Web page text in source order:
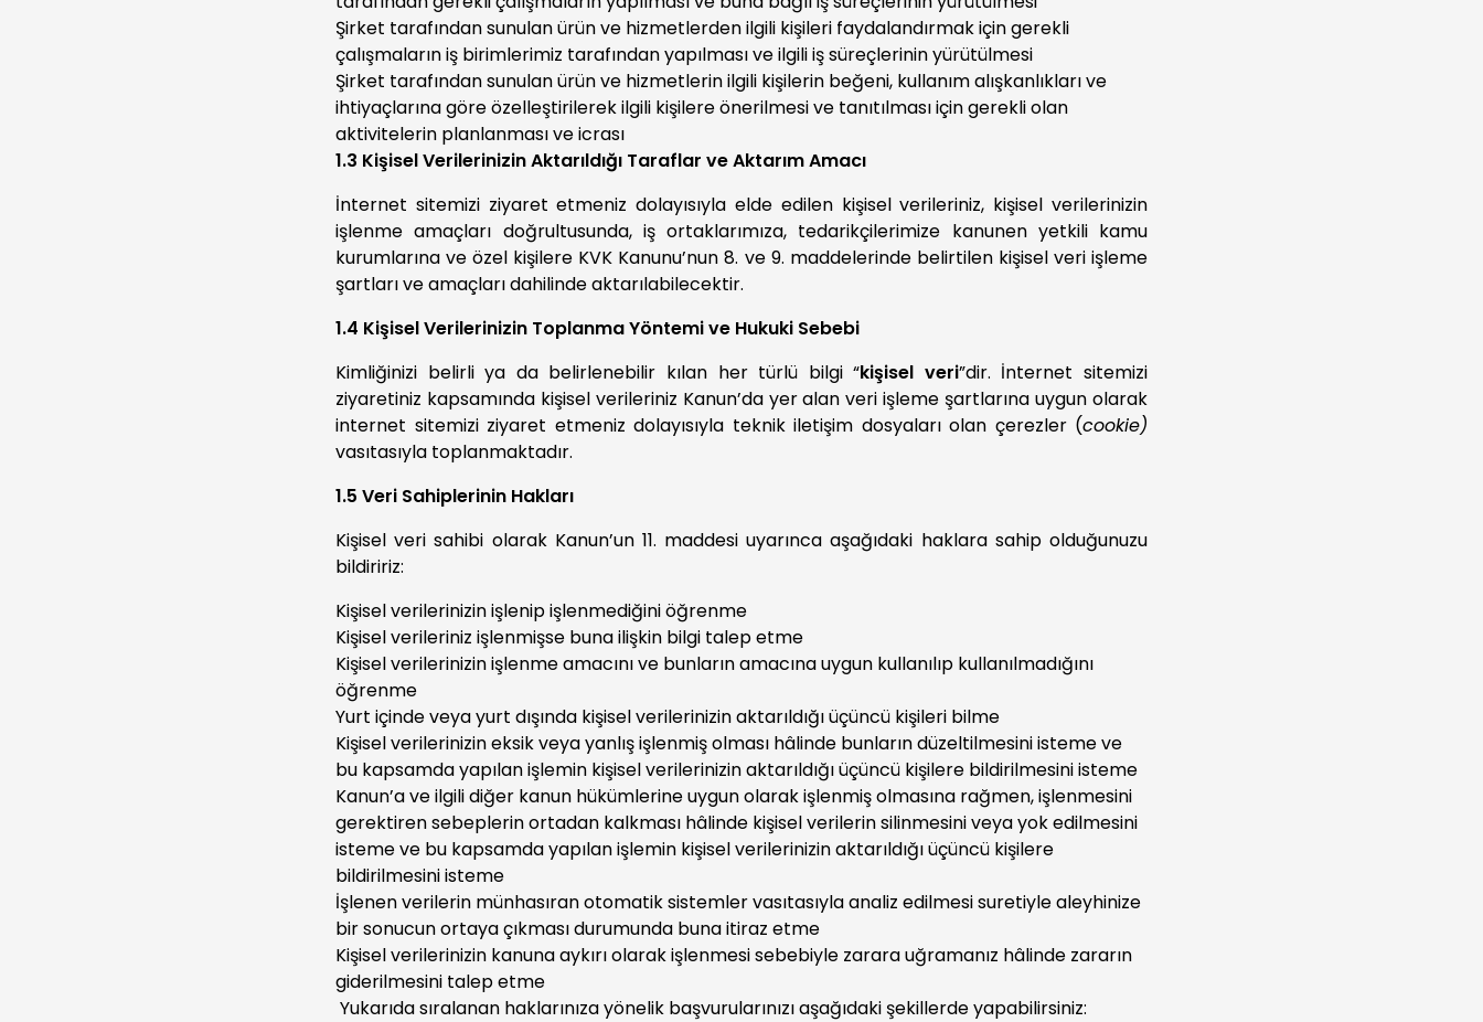
Şirket tarafından sunulan ürün ve hizmetlerden ilgili kişileri faydalandırmak için gerekli
çalışmaların iş birimlerimiz tarafından yapılması ve ilgili iş süreçlerinin yürütülmesi
Şirket tarafından sunulan ürün ve hizmetlerin ilgili kişilerin beğeni, kullanım alışkanlıkları ve
ihtiyaçlarına göre özelleştirilerek ilgili kişilere önerilmesi ve tanıtılması için gerekli olan
aktivitelerin planlanması ve icrası
1.3 Kişisel Verilerinizin Aktarıldığı Taraflar ve Aktarım Amacı
İnternet sitemizi ziyaret etmeniz dolayısıyla elde edilen kişisel verileriniz, kişisel verilerinizin
işlenme amaçları doğrultusunda, iş ortaklarımıza, tedarikçilerimize kanunen yetkili kamu
kurumlarına ve özel kişilere KVK Kanunu’nun 8. ve 9. maddelerinde belirtilen kişisel veri işleme
şartları ve amaçları dahilinde aktarılabilecektir.
1.4 Kişisel Verilerinizin Toplanma Yöntemi ve Hukuki Sebebi
Kimliğinizi belirli ya da belirlenebilir kılan her türlü bilgi “kişisel veri”dir. İnternet sitemizi
ziyaretiniz kapsamında kişisel verileriniz Kanun’da yer alan veri işleme şartlarına uygun olarak
internet sitemizi ziyaret etmeniz dolayısıyla teknik iletişim dosyaları olan çerezler (cookie)
vasıtasıyla toplanmaktadır.
1.5 Veri Sahiplerinin Hakları
Kişisel veri sahibi olarak Kanun’un 11. maddesi uyarınca aşağıdaki haklara sahip olduğunuzu
bildiririz:
Kişisel verilerinizin işlenip işlenmediğini öğrenme
Kişisel verileriniz işlenmişse buna ilişkin bilgi talep etme
Kişisel verilerinizin işlenme amacını ve bunların amacına uygun kullanılıp kullanılmadığını
öğrenme
Yurt içinde veya yurt dışında kişisel verilerinizin aktarıldığı üçüncü kişileri bilme
Kişisel verilerinizin eksik veya yanlış işlenmiş olması hâlinde bunların düzeltilmesini isteme ve
bu kapsamda yapılan işlemin kişisel verilerinizin aktarıldığı üçüncü kişilere bildirilmesini isteme
Kanun’a ve ilgili diğer kanun hükümlerine uygun olarak işlenmiş olmasına rağmen, işlenmesini
gerektiren sebeplerin ortadan kalkması hâlinde kişisel verilerin silinmesini veya yok edilmesini
isteme ve bu kapsamda yapılan işlemin kişisel verilerinizin aktarıldığı üçüncü kişilere
bildirilmesini isteme
İşlenen verilerin münhasıran otomatik sistemler vasıtasıyla analiz edilmesi suretiyle aleyhinize
bir sonucun ortaya çıkması durumunda buna itiraz etme
Kişisel verilerinizin kanuna aykırı olarak işlenmesi sebebiyle zarara uğramanız hâlinde zararın
giderilmesini talep etme
Yukarıda sıralanan haklarınıza yönelik başvurularınızı aşağıdaki şekillerde yapabilirsiniz: